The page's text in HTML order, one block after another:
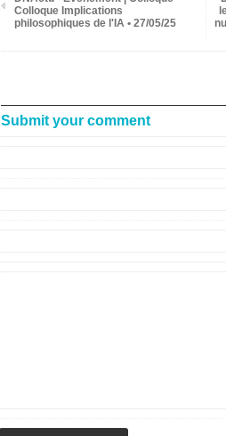
Colloque Implications
philosophiques de l'IA • 27/05/25
Submit your comment